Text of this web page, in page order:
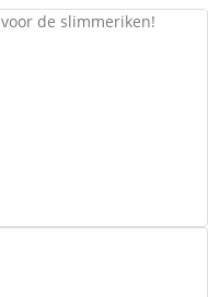
de slimmeriken!